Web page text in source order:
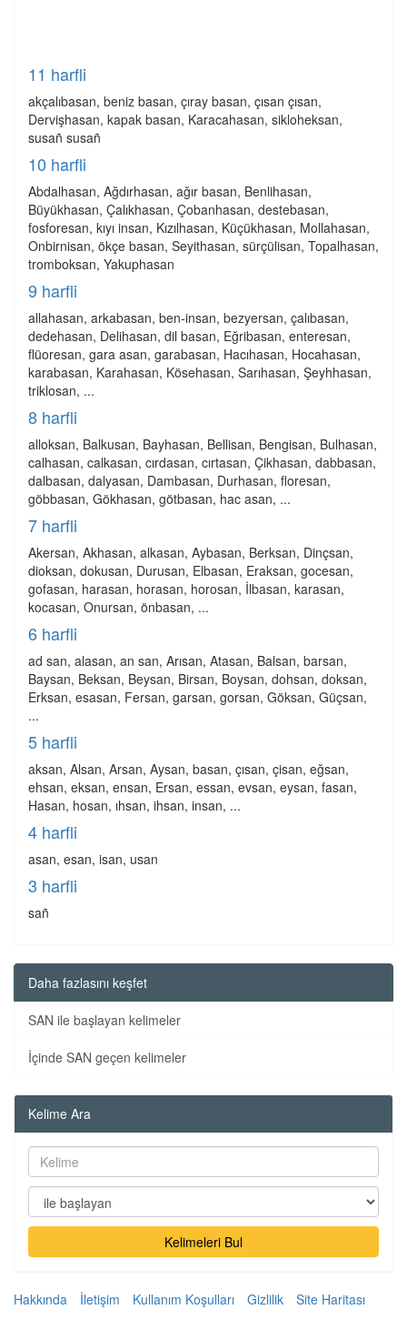
11 harfli
akçalıbasan, beniz basan, çıray basan, çısan çısan,
Dervişhasan, kapak basan, Karacahasan, sikloheksan,
susañ susañ
10 harfli
Abdalhasan, Ağdırhasan, ağır basan, Benlihasan,
Büyükhasan, Çalıkhasan, Çobanhasan, destebasan,
fosforesan, kıyı insan, Kızılhasan, Küçükhasan, Mollahasan,
Onbirnisan, ökçe basan, Seyithasan, sürçülisan, Topalhasan,
tromboksan, Yakuphasan
9 harfli
allahasan, arkabasan, ben-insan, bezyersan, çalıbasan,
dedehasan, Delihasan, dil basan, Eğribasan, enteresan,
flüoresan, gara asan, garabasan, Hacıhasan, Hocahasan,
karabasan, Karahasan, Kösehasan, Sarıhasan, Şeyhhasan,
triklosan, ...
8 harfli
alloksan, Balkusan, Bayhasan, Bellisan, Bengisan, Bulhasan,
calhasan, calkasan, cırdasan, cırtasan, Çikhasan, dabbasan,
dalbasan, dalyasan, Dambasan, Durhasan, floresan,
göbbasan, Gökhasan, götbasan, hac asan, ...
7 harfli
Akersan, Akhasan, alkasan, Aybasan, Berksan, Dinçsan,
dioksan, dokusan, Durusan, Elbasan, Eraksan, gocesan,
gofasan, harasan, horasan, horosan, İlbasan, karasan,
kocasan, Onursan, önbasan, ...
6 harfli
ad san, alasan, an san, Arısan, Atasan, Balsan, barsan,
Baysan, Beksan, Beysan, Birsan, Boysan, dohsan, doksan,
Erksan, esasan, Fersan, garsan, gorsan, Göksan, Güçsan,
...
5 harfli
aksan, Alsan, Arsan, Aysan, basan, çısan, çisan, eğsan,
ehsan, eksan, ensan, Ersan, essan, evsan, eysan, fasan,
Hasan, hosan, ıhsan, ihsan, insan, ...
4 harfli
asan, esan, isan, usan
3 harfli
sañ
Daha fazlasını keşfet
SAN ile başlayan kelimeler
İçinde SAN geçen kelimeler
Kelime Ara
Kelimeleri Bul
Hakkında İletişim Kullanım Koşulları Gizlilik Site Haritası